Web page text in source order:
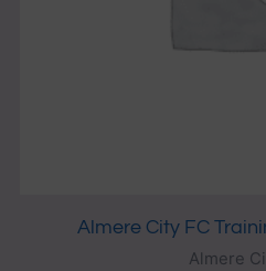
Almere City FC
Almere